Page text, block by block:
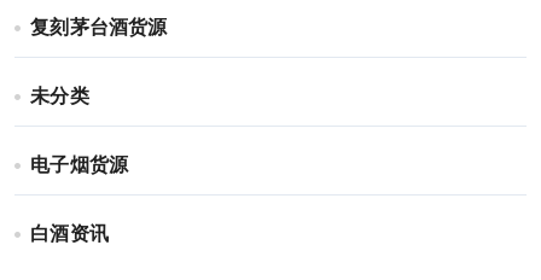
复刻茅台酒货源
未分类
电子烟货源
白酒资讯